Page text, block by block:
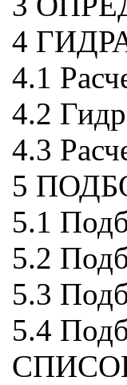
4
4.1
4.2
4.3
5
5.1
5.2
5.3
5.4